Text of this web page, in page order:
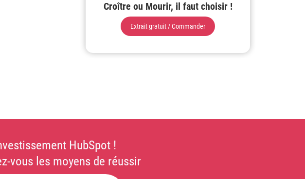
Croître ou Mourir, il faut choisir !
Extrait gratuit / Commander
HubSpot !
vous les moyens de réussir